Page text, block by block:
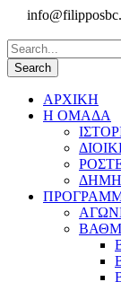
ΑΡΧΙΚΗ
Η ΟΜΑΔΑ